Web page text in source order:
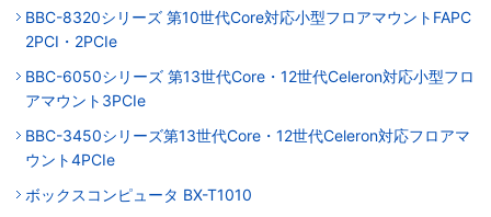
BBC-8320シリーズ 第10世代Core対応小型フロアマウントFAPC
2PCI・2PCIe
BBC-6050シリーズ 第13世代Core・12世代Celeron対応小型フロ
アマウント3PCIe
BBC-3450シリーズ第13世代Core・12世代Celeron対応フロアマ
ウント4PCIe
ボックスコンピュータ BX-T1010